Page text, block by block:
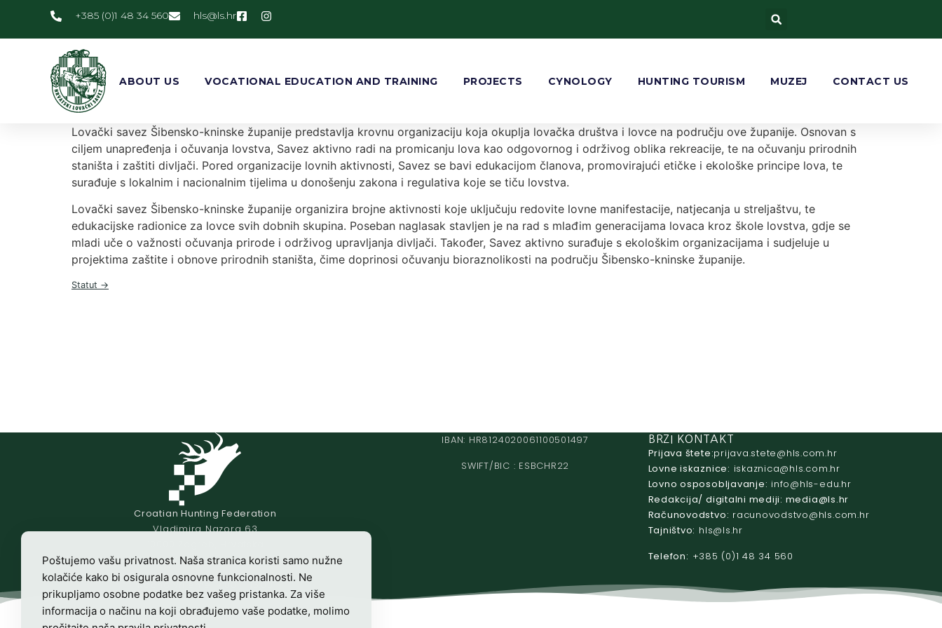
+385 (0)1 48 34 560 rh.sl
@slh
ABOUT US VOCATIONAL EDUCATION AND TRAINING PROJECTS CYNOLOGY HUNTING TOURISM MUZEJ CONTACT US
Lovački savez Šibensko-kninske županije predstavlja krovnu organizaciju koja okuplja lovačka društva i lovce na području ove županije. Osnovan s
ciljem unapređenja i očuvanja lovstva, Savez aktivno radi na promicanju lova kao odgovornog i održivog oblika rekreacije, te na očuvanju prirodnih
staništa i zaštiti divljači. Pored organizacije lovnih aktivnosti, Savez se bavi edukacijom članova, promovirajući etičke i ekološke principe lova, te
surađuje s lokalnim i nacionalnim tijelima u donošenju zakona i regulativa koje se tiču lovstva.
Lovački savez Šibensko-kninske županije organizira brojne aktivnosti koje uključuju redovite lovne manifestacije, natjecanja u streljaštvu, te
edukacijske radionice za lovce svih dobnih skupina. Poseban naglasak stavljen je na rad s mlađim generacijama lovaca kroz škole lovstva, gdje se
mladi uče o važnosti očuvanja prirode i održivog upravljanja divljači. Također, Savez aktivno surađuje s ekološkim organizacijama i sudjeluje u
projektima zaštite i obnove prirodnih staništa, čime doprinosi očuvanju bioraznolikosti na području Šibensko-kninske županije.
Statut →
Croatian Hunting Federation
Vladimira Nazora 63
OIB-28817560444
Radno vrijeme: 7:00 – 15:00
IBAN: HR8124020061100501497
SWIFT/BIC : ESBCHR22
BRZI KONTAKT
Prijava štete: rh.moc.slh
@etets.avajirp
Lovne iskaznice:
rh.moc.slh
@acinzaksi
Lovno osposobljavanje:
rh.ude-slh
@ofni
Redakcija/ digitalni mediji:
rh.sl
@aidem
Računovodstvo:
rh.moc.slh
@ovtsdovonucar
Tajništvo:
rh.sl
@slh
Telefon: +385 (0)1 48 34 560
Poštujemo vašu privatnost. Naša stranica koristi samo nužne
kolačiće kako bi osigurala osnovne funkcionalnosti. Ne
prikupljamo osobne podatke bez vašeg pristanka. Za više
informacija o načinu na koji obrađujemo vaše podatke, molimo